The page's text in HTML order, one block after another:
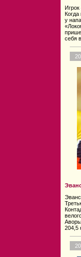
Игрок
у
себя
204,5